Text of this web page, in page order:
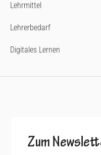
Lehrmittel
Lehrerbedarf
Digitales Lernen
Zum